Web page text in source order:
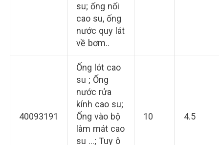
su; ống nối
cao su, ống
nước quy lát
về bơm..
40093191
Ống lót cao
su ; Ống
nước rửa
kính cao su;
Ống vào bộ
làm mát cao
su …; Tuy ô
10 4.5